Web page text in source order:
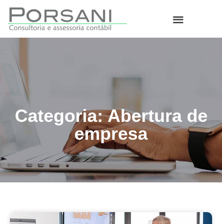
Categoria: Abertura de
empresa